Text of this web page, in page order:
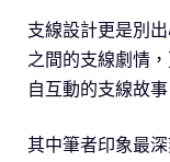
支線設計更是別
之間的支線劇情
自互動的支線故事
其中筆者印象最